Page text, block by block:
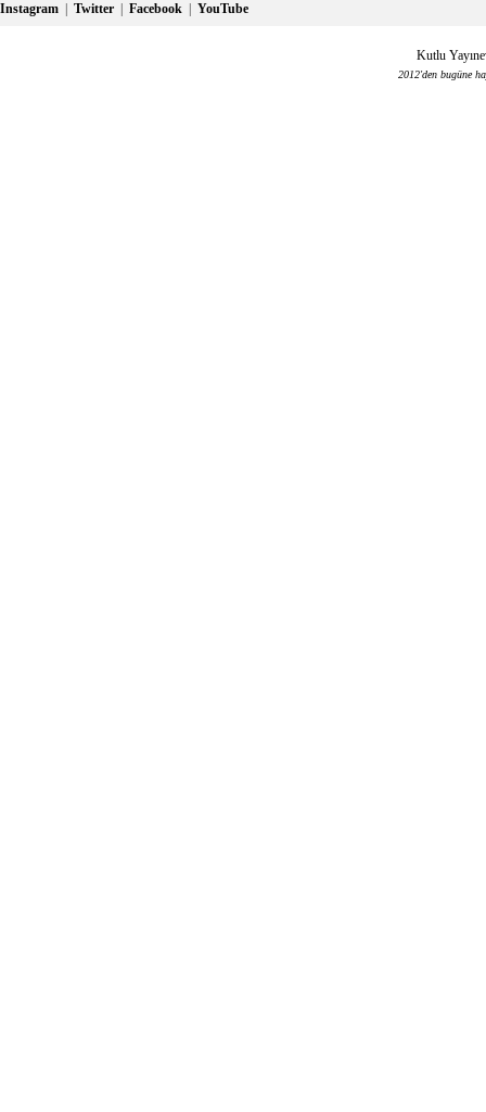
Instagram | Twitter | Facebook | YouTube
Kutlu
2012'den bugüne